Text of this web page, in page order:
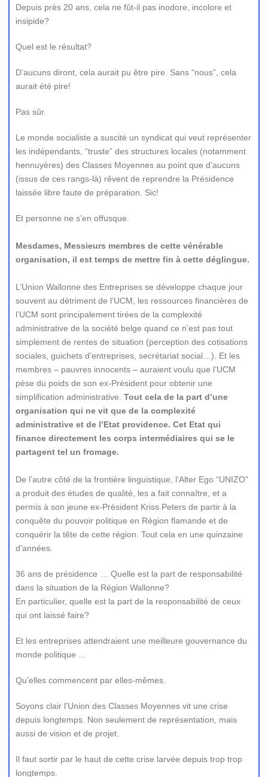
Depuis près 20 ans, cela ne fût-il pas inodore, incolore et
insipide?
Quel est le résultat?
D’aucuns diront, cela aurait pu être pire. Sans “nous”, cela
aurait été pire!
Pas sûr.
Le monde socialiste a suscité un syndicat qui veut représenter
les indépendants, “truste” des structures locales (notamment
hennuyères) des Classes Moyennes au point que d’aucuns
(issus de ces rangs-là) rêvent de reprendre la Présidence
laissée libre faute de préparation. Sic!
Et personne ne s’en offusque.
Mesdames, Messieurs membres de cette vénérable
organisation, il est temps de mettre fin à cette déglingue.
L’Union Wallonne des Entreprises se développe chaque jour
souvent au détriment de l’UCM, les ressources financières de
l’UCM sont principalement tirées de la complexité
administrative de la société belge quand ce n’est pas tout
simplement de rentes de situation (perception des cotisations
sociales, guichets d’entreprises, secrétariat social…). Et les
membres – pauvres innocents – auraient voulu que l’UCM
pèse du poids de son ex-Président pour obtenir une
simplification administrative. Tout cela de la part d’une
organisation qui ne vit que de la complexité
administrative et de l’Etat providence. Cet Etat qui
finance directement les corps intermédiaires qui se le
partagent tel un fromage.
De l’autre côté de la frontière linguistique, l’Alter Ego “UNIZO”
a produit des études de qualité, les a fait connaître, et a
permis à son jeune ex-Président Kriss Peters de partir à la
conquête du pouvoir politique en Région flamande et de
conquérir la tête de cette région. Tout cela en une quinzaine
d’années.
36 ans de présidence … Quelle est la part de responsabilité
dans la situation de la Région Wallonne?
En particulier, quelle est la part de la responsabilité de ceux
qui ont laissé faire?
Et les entreprises attendraient une meilleure gouvernance du
monde politique …
Qu’elles commencent par elles-mêmes.
Soyons clair l’Union des Classes Moyennes vit une crise
depuis longtemps. Non seulement de représentation, mais
aussi de vision et de projet.
Il faut sortir par le haut de cette crise larvée depuis trop trop
longtemps.